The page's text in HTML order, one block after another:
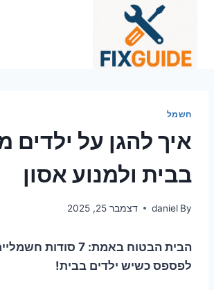
חשמל
איך להגן על
בבית ולמנוע אסון
By
daniel דצמבר 25, 2025
הבית הבטוח באמת: 7
לפספס כשיש ילדים בבית!